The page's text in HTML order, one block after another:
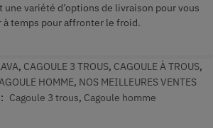
une variété d’options de livraison pour vous
à temps pour affronter le froid.
, CAGOULE 3 TROUS, CAGOULE À TROUS,
HOMME, NOS MEILLEURES VENTES
Cagoule 3 trous, Cagoule homme